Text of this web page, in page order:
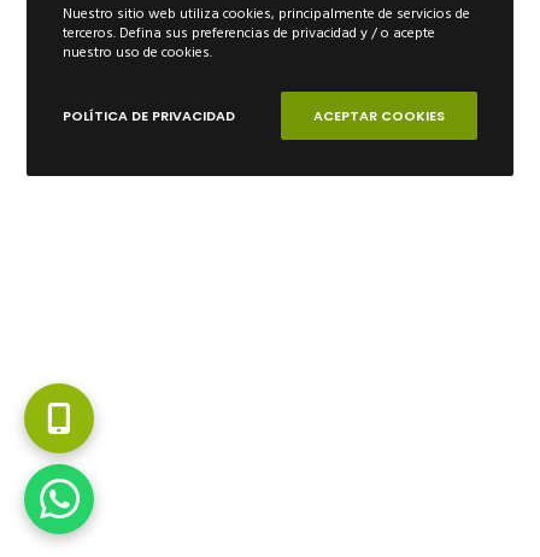
Nuestro sitio web utiliza cookies, principalmente de servicios de
terceros. Defina sus preferencias de privacidad y / o acepte
nuestro uso de cookies.
POLÍTICA DE PRIVACIDAD ACEPTAR COOKIES